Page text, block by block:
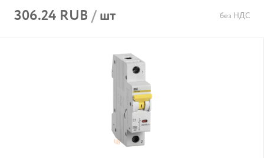
306.24 RUB/шт без НДС